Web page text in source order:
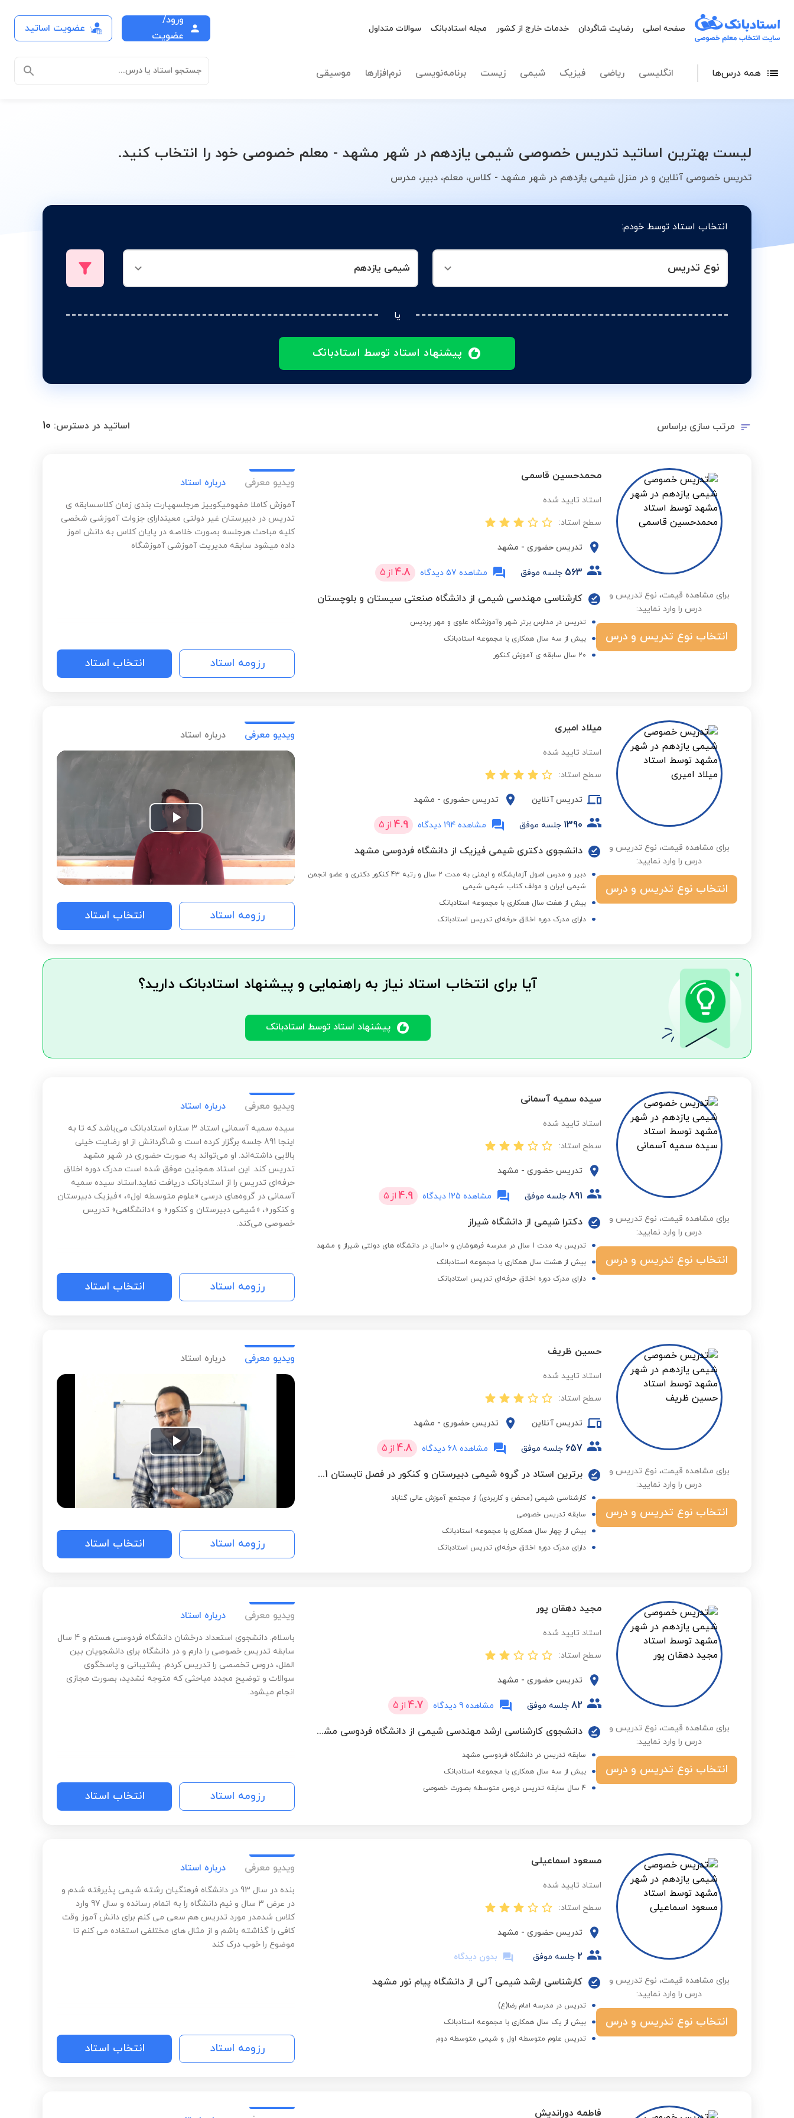
صفحه اصلی رضایت شاگردان خدمات خارج از کشور مجله استادبانک سوالات متداول
ورود/
عضویت
عضویت اساتید
همه درس‌ها انگلیسی ریاضی فیزیک شیمی زیست برنامه‌نویسی نرم‌افزارها موسیقی جستجو استاد یا درس...
لیست بهترین اساتید تدریس خصوصی شیمی یازدهم در شهر مشهد - معلم خصوصی خود را انتخاب کنید.
تدریس خصوصی آنلاین و در منزل شیمی یازدهم در شهر مشهد - کلاس، معلم، دبیر، مدرس
انتخاب استاد توسط خودم:
نوع تدریس شیمی یازدهم
یا
پیشنهاد استاد توسط استادبانک
نوع تدریس
مرتب سازی براساس اساتید در دسترس: 10
برای مشاهده قیمت، نوع تدریس و
درس را وارد نمایید:
انتخاب نوع تدریس و درس
محمدحسین قاسمی
استاد تایید شده
سطح استاد:
تدریس حضوری - مشهد
563 جلسه موفق مشاهده 57 دیدگاه 4.8 از 5
کارشناسی مهندسی شیمی از دانشگاه صنعتی سیستان و بلوچستان
تدریس در مدارس برتر شهر وآموزشگاه علوی و مهر پردیس
بیش از سه سال همکاری با مجموعه استادبانک
20 سال سابقه ی آموزش کنکور
ویدیو معرفی درباره استاد
آموزش کاملا مفهومیکوییز هرجلسهپارت بندی زمان کلاسسابقه ی
تدریس در دبیرستان غیر دولتی معیندارای جزوات آموزشی شخصی
کلیه مباحث هرجلسه بصورت خلاصه در پایان کلاس به دانش اموز
داده میشود سابقه مدیریت آموزشی آموزشگاه
رزومه استاد انتخاب استاد
برای مشاهده قیمت، نوع تدریس و
درس را وارد نمایید:
انتخاب نوع تدریس و درس
میلاد امیری
استاد تایید شده
سطح استاد:
تدریس آنلاین تدریس حضوری - مشهد
1390 جلسه موفق مشاهده 194 دیدگاه 4.9 از 5
دانشجوی دکتری شیمی فیزیک از دانشگاه فردوسی مشهد
دبیر و مدرس اصول آزمایشگاه و ایمنی به مدت 2 سال و رتبه 43 کنکور دکتری و عضو انجمن
شیمی ایران و مولف کتاب شیمی شیمی
بیش از هفت سال همکاری با مجموعه استادبانک
دارای مدرک دوره اخلاق حرفه‌ای تدریس استادبانک
ویدیو معرفی درباره استاد
Play
Video
رزومه استاد انتخاب استاد
آیا برای انتخاب استاد نیاز به راهنمایی و پیشنهاد استادبانک دارید؟
پیشنهاد استاد توسط استادبانک
برای مشاهده قیمت، نوع تدریس و
درس را وارد نمایید:
انتخاب نوع تدریس و درس
سیده سمیه آسمانی
استاد تایید شده
سطح استاد:
تدریس حضوری - مشهد
891 جلسه موفق مشاهده 125 دیدگاه 4.9 از 5
دکترا شیمی از دانشگاه شیراز
تدریس به مدت 1 سال در مدرسه فرهوشان و 10سال در دانشگاه های دولتی شیراز و مشهد
بیش از هشت سال همکاری با مجموعه استادبانک
دارای مدرک دوره اخلاق حرفه‌ای تدریس استادبانک
ویدیو معرفی درباره استاد
سیده سمیه آسمانی استاد 3 ستاره استادبانک می‌باشد که تا به
اینجا 891 جلسه برگزار کرده است و شاگردانش از او رضایت خیلی
بالایی داشته‌اند. او می‌تواند به صورت حضوری در شهر مشهد
تدریس کند. این استاد همچنین موفق شده است مدرک دوره اخلاق
حرفه‌ای تدریس را از استادبانک دریافت نماید.استاد سیده سمیه
آسمانی در گروه‌های درسی «علوم متوسطه اول»، «فیزیک دبیرستان
و کنکور»، «شیمی دبیرستان و کنکور» و «دانشگاهی» تدریس
خصوصی می‌کند.
رزومه استاد انتخاب استاد
برای مشاهده قیمت، نوع تدریس و
درس را وارد نمایید:
انتخاب نوع تدریس و درس
حسین ظریف
استاد تایید شده
سطح استاد:
تدریس آنلاین تدریس حضوری - مشهد
657 جلسه موفق مشاهده 68 دیدگاه 4.8 از 5
برترین استاد در گروه شیمی دبیرستان و کنکور در فصل تابستان 1401
کارشناسی شیمی (محض و کاربردی) از مجتمع آموزش عالی گناباد
سابقه تدریس خصوصی
بیش از چهار سال همکاری با مجموعه استادبانک
دارای مدرک دوره اخلاق حرفه‌ای تدریس استادبانک
ویدیو معرفی درباره استاد
Play
Video
رزومه استاد انتخاب استاد
برای مشاهده قیمت، نوع تدریس و
درس را وارد نمایید:
انتخاب نوع تدریس و درس
مجید دهقان پور
استاد تایید شده
سطح استاد:
تدریس حضوری - مشهد
82 جلسه موفق مشاهده 9 دیدگاه 4.7 از 5
دانشجوی کارشناسی ارشد مهندسی شیمی از دانشگاه فردوسی مشهد
سابقه تدریس در دانشگاه فردوسی مشهد
بیش از سه سال همکاری با مجموعه استادبانک
4 سال سابقه تدریس دروس متوسطه بصورت خصوصی
ویدیو معرفی درباره استاد
باسلام. دانشجوی استعداد درخشان دانشگاه فردوسی هستم و 4 سال
سابقه تدریس خصوصی را دارم و در دانشگاه برای دانشجویان بین
الملل، دروس تخصصی را تدریس کردم. پشتیبانی و پاسخگوی
سوالات و توضیح مجدد مباحثی که متوجه نشدید، بصورت مجازی
انجام میشود.
رزومه استاد انتخاب استاد
برای مشاهده قیمت، نوع تدریس و
درس را وارد نمایید:
انتخاب نوع تدریس و درس
مسعود اسماعیلی
استاد تایید شده
سطح استاد:
تدریس حضوری - مشهد
2 جلسه موفق بدون دیدگاه
کارشناسی ارشد شیمی آلی از دانشگاه پیام نور مشهد
تدریس در مدرسه امام رضا(ع)
بیش از یک سال همکاری با مجموعه استادبانک
تدریس علوم متوسطه اول و شیمی متوسطه دوم
ویدیو معرفی درباره استاد
بنده در سال 93 در دانشگاه فرهنگیان رشته شیمی پذیرفته شدم و
در عرض 3 سال و نیم دانشگاه را به اتمام رسانده و سال 97 وارد
کلاس شدمدر مورد تدریس هم سعی می کنم برای دانش آموز وقت
کافی را گذاشته باشم و از مثال های مختلفی استفاده می کنم تا
موضوع را خوب درک کند
رزومه استاد انتخاب استاد
فاطمه دوراندیش